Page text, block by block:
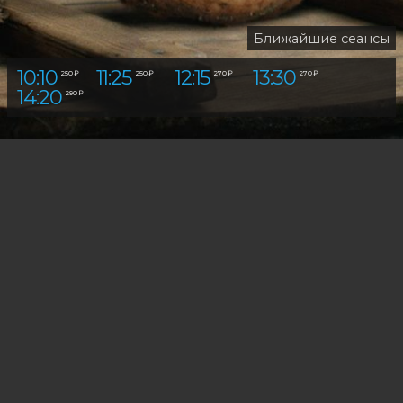
Ближайшие сеансы
10:10 250 ₽ 11:25 250 ₽ 12:15 270 ₽ 13:30 270 ₽
14:20 290 ₽